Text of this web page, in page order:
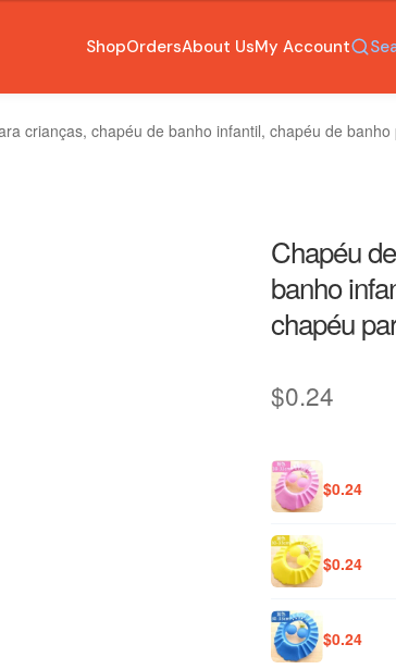
ShopOrdersAbout UsMy Account
crianças, chapéu de banho infantil, chapéu de
Chapéu
banho
chapéu
$0.24
$0.24
$0.24
$0.24